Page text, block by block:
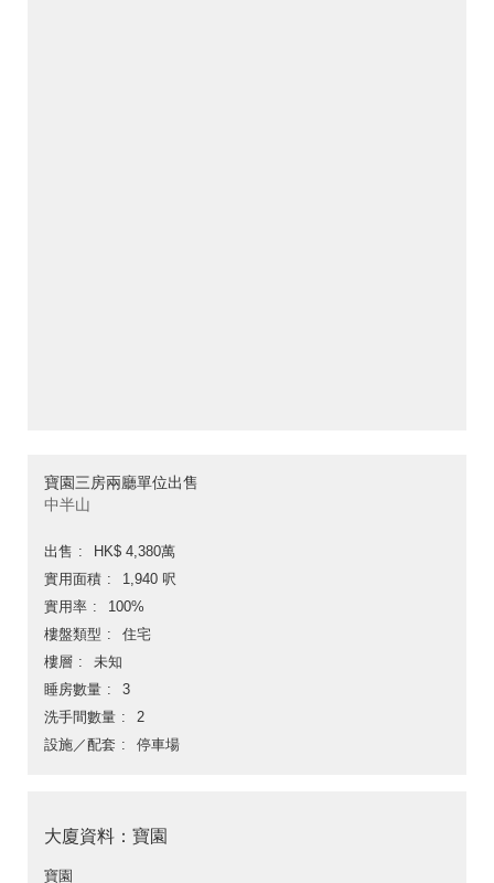
寶園三房兩廳單位出售
中半山
出售
HK$ 4,380萬
實用面積
1,940 呎
實用率
100%
樓盤類型
住宅
樓層
未知
睡房數量
3
洗手間數量
2
設施／配套
停車場
大廈資料：寶園
寶園